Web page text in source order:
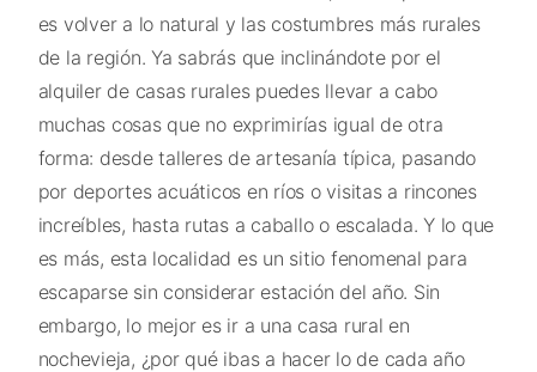
es volver a lo natural y las costumbres más rurales
de la región. Ya sabrás que inclinándote por el
alquiler de casas rurales puedes llevar a cabo
muchas cosas que no exprimirías igual de otra
forma: desde talleres de artesanía típica, pasando
por deportes acuáticos en ríos o visitas a rincones
increíbles, hasta rutas a caballo o escalada. Y lo que
es más, esta localidad es un sitio fenomenal para
escaparse sin considerar estación del año. Sin
embargo, lo mejor es ir a una casa rural en
nochevieja, ¿por qué ibas a hacer lo de cada año